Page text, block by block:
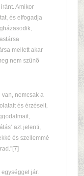
Amikor
és elfogadja
mellett akar
nem szûnõ
nemcsak a
és érzéseit,
azt jelenti,
és szellemmé
jár.